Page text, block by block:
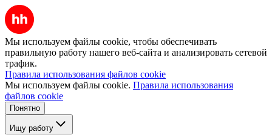
Мы используем файлы cookie, чтобы обеспечивать
правильную работу нашего веб-сайта и анализировать сетевой
трафик.
Правила использования файлов cookie
Мы используем файлы cookie. Правила использования
файлов cookie
Понятно
Ищу работу